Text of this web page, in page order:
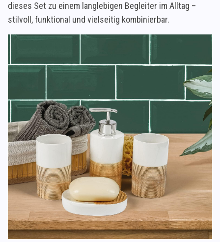
dieses Set zu einem langlebigen Begleiter im Alltag –
stilvoll, funktional und vielseitig kombinierbar.